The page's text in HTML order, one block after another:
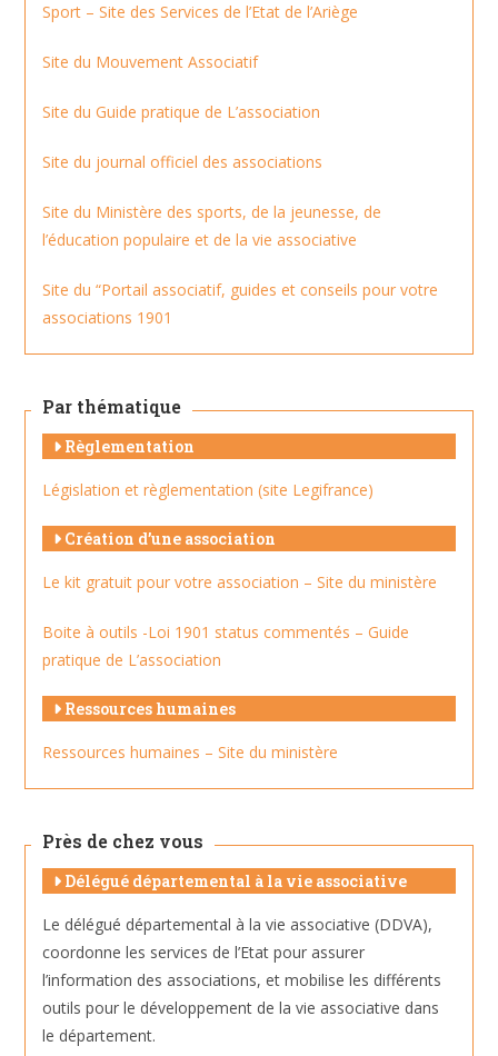
Sport – Site des Services de l’Etat de l’Ariège
Site du Mouvement Associatif
Site du Guide pratique de L’association
Site du journal officiel des associations
Site du Ministère des sports, de la jeunesse, de
l’éducation populaire et de la vie associative
Site du “Portail associatif, guides et conseils pour votre
associations 1901
Par thématique
Règlementation
Législation et règlementation (site Legifrance)
Création d’une association
Le kit gratuit pour votre association – Site du ministère
Boite à outils -Loi 1901 status commentés – Guide
pratique de L’association
Ressources humaines
Ressources humaines – Site du ministère
Près de chez vous
Délégué départemental à la vie associative
Le délégué départemental à la vie associative (DDVA),
coordonne les services de l’Etat pour assurer
l’information des associations, et mobilise les différents
outils pour le développement de la vie associative dans
le département.